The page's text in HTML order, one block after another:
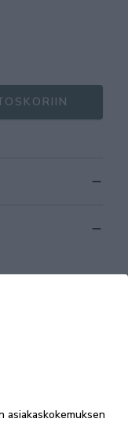
asiakaskokemuksen